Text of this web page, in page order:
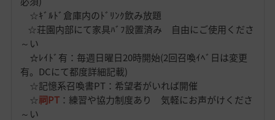
☆ｷﾞﾙﾄﾞ倉庫内のﾄﾞﾘﾝｸ飲み放題
☆荘園内部にて家具ﾊﾞﾌ設置済み 自由にご使用くださ
～い
☆ﾚｲﾄﾞ有：毎週日曜日20時開始(2回召喚ｲﾍﾞ日は変更
有。DCにて都度詳細記載)
☆記憶系召喚書PT：希望者がいれば開催
☆祠PT：練習や協力制度あり 気軽にお声がけくださ
～い